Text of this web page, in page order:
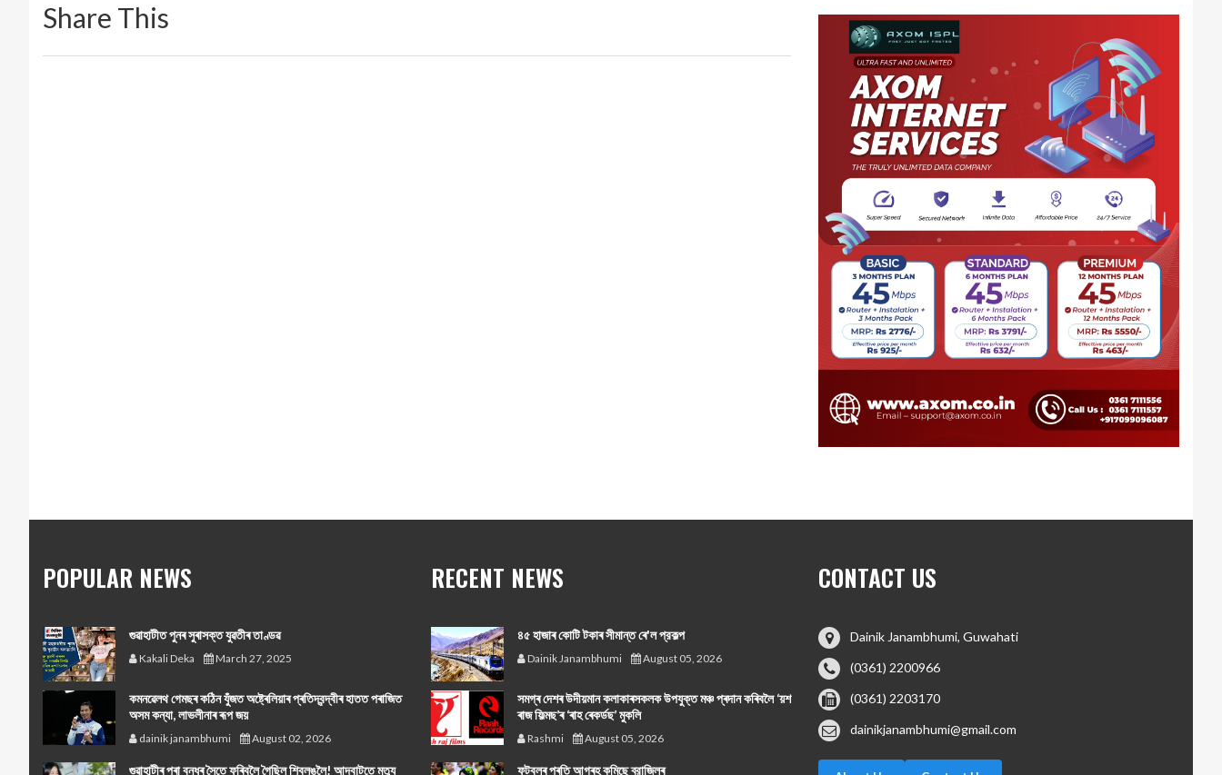
Share This
POPULAR NEWS
গুৱাহাটীত পুনৰ সুৰাসক্ত যুৱতীৰ তাণ্ডৱ
Kakali Deka March 27, 2025
কমনৱেলথ গেমছৰ কঠিন যুঁজত অষ্ট্ৰেলিয়াৰ প্ৰতিদ্বন্দ্বীৰ হাতত পৰাজিত
অসম কন্যা, লাভলীনাৰ ৰূপ জয়
dainik janambhumi August 02, 2026
গুৱাহাটীৰ পৰা বন্ধুৰ সৈতে ফুৰিবলৈ গৈছিল শ্বিলঙলৈ! আদবাটতে মৃত্যু
RECENT NEWS
৪৫ হাজাৰ কোটি টকাৰ সীমান্ত ৰে'ল প্রকল্প
Dainik Janambhumi August 05, 2026
সমগ্ৰ দেশৰ উদীয়মান কলাকাৰসকলক উপযুক্ত মঞ্চ প্ৰদান কৰিবলৈ ‘য়শ
ৰাজ ফিল্মছ’ৰ ‘ৰাহ ৰেকৰ্ডছ’ মুকলি
Rashmi August 05, 2026
ফুটবলৰ প্ৰতি আগ্ৰহ কমিছে ব্রাজিলৰ
CONTACT US
Dainik Janambhumi, Guwahati
(0361) 2200966
(0361) 2203170
dainikjanambhumi@gmail.com